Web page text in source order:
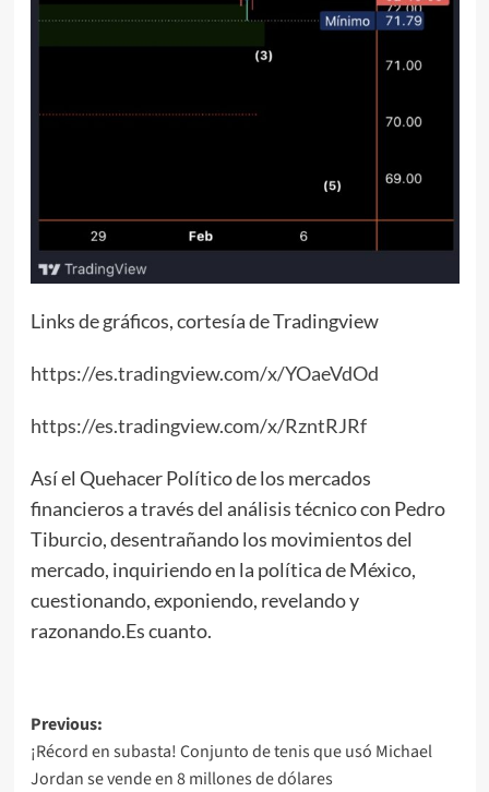
Links de gráficos, cortesía de Tradingview
https://es.tradingview.com/x/YOaeVdOd
https://es.tradingview.com/x/RzntRJRf
Así el Quehacer Político de los mercados
financieros a través del análisis técnico con Pedro
Tiburcio, desentrañando los movimientos del
mercado, inquiriendo en la política de México,
cuestionando, exponiendo, revelando y
razonando.Es cuanto.
Post
navigation
Previous:
¡Récord en subasta! Conjunto de tenis que usó Michael
Jordan se vende en 8 millones de dólares